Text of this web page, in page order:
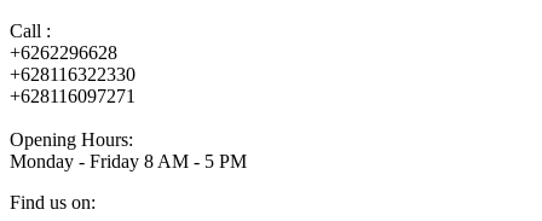
Call :
+6262296628
+628116322330
+628116097271
Opening Hours:
Monday - Friday 8 AM - 5 PM
Find us on: